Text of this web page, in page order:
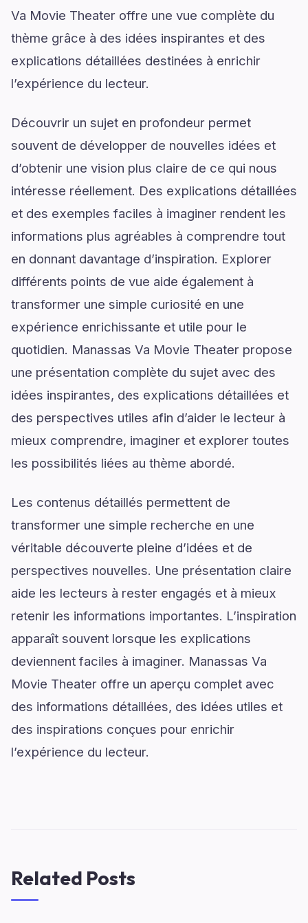
Va Movie Theater offre une vue complète du
thème grâce à des idées inspirantes et des
explications détaillées destinées à enrichir
l’expérience du lecteur.
Découvrir un sujet en profondeur permet
souvent de développer de nouvelles idées et
d’obtenir une vision plus claire de ce qui nous
intéresse réellement. Des explications détaillées
et des exemples faciles à imaginer rendent les
informations plus agréables à comprendre tout
en donnant davantage d’inspiration. Explorer
différents points de vue aide également à
transformer une simple curiosité en une
expérience enrichissante et utile pour le
quotidien. Manassas Va Movie Theater propose
une présentation complète du sujet avec des
idées inspirantes, des explications détaillées et
des perspectives utiles afin d’aider le lecteur à
mieux comprendre, imaginer et explorer toutes
les possibilités liées au thème abordé.
Les contenus détaillés permettent de
transformer une simple recherche en une
véritable découverte pleine d’idées et de
perspectives nouvelles. Une présentation claire
aide les lecteurs à rester engagés et à mieux
retenir les informations importantes. L’inspiration
apparaît souvent lorsque les explications
deviennent faciles à imaginer. Manassas Va
Movie Theater offre un aperçu complet avec
des informations détaillées, des idées utiles et
des inspirations conçues pour enrichir
l’expérience du lecteur.
Related Posts